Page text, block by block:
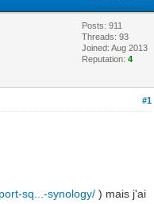
Posts: 911
Threads: 93
Joined: Aug 2013
Reputation:4
#1
sq...-synology/ ) mais j'ai